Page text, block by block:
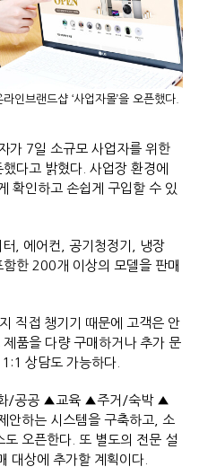
인브랜드샵 ‘사업자몰’을 오픈했다.
가 7일 소규모 사업자를 위한
다고 밝혔다. 사업장 환경에
확인하고 손쉽게 구입할 수 있
, 에어컨, 공기청정기, 냉장
한 200개 이상의 모델을 판매
직접 챙기기 때문에 고객은 안
품을 다량 구매하거나 추가 문
상담도 가능하다.
/공공 ▲교육 ▲주거/숙박 ▲
안하는 시스템을 구축하고, 소
오픈한다. 또 별도의 전문 설
대상에 추가할 계획이다.